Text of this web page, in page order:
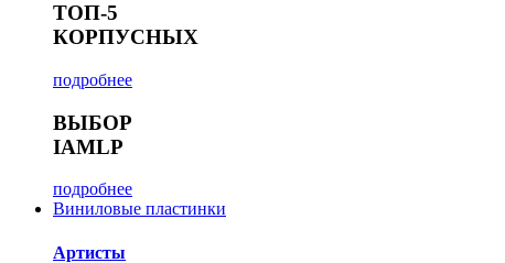
ТОП-5
КОРПУСНЫХ
подробнее
ВЫБОР
IAMLP
подробнее
Виниловые пластинки
Артисты